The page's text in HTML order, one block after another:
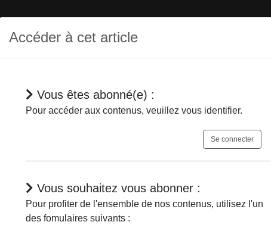
thématique Dépêches Jurisprudences En bref
Accéder à cet article
Vous êtes abonné(e) :
Pour accéder aux contenus, veuillez vous identifier.
Se connecter
Vous souhaitez vous abonner :
Pour profiter de l'ensemble de nos contenus, utilisez l'un
des fomulaires suivants :